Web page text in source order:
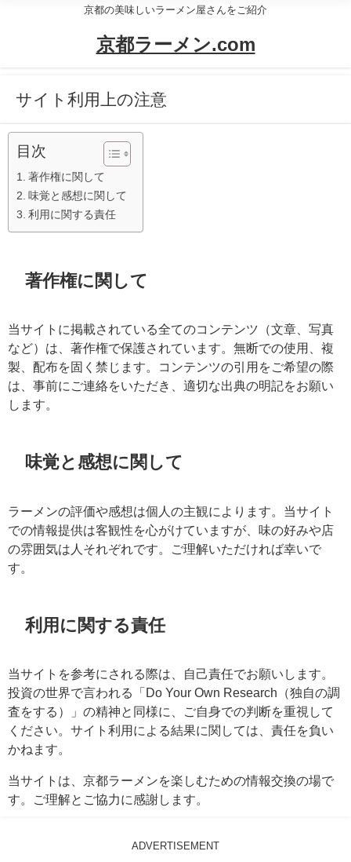
京都の美味しいラーメン屋さんをご紹介
京都ラーメン.com
サイト利用上の注意
目次
著作権に関して
味覚と感想に関して
利用に関する責任
著作権に関して
当サイトに掲載されている全てのコンテンツ（文章、写真
など）は、著作権で保護されています。無断での使用、複
製、配布を固く禁じます。コンテンツの引用をご希望の際
は、事前にご連絡をいただき、適切な出典の明記をお願い
します。
味覚と感想に関して
ラーメンの評価や感想は個人の主観によります。当サイト
での情報提供は客観性を心がけていますが、味の好みや店
の雰囲気は人それぞれです。ご理解いただければ幸いで
す。
利用に関する責任
当サイトを参考にされる際は、自己責任でお願いします。
投資の世界で言われる「Do Your Own Research（独自の調
査をする）」の精神と同様に、ご自身での判断を重視して
ください。サイト利用による結果に関しては、責任を負い
かねます。
当サイトは、京都ラーメンを楽しむための情報交換の場で
す。ご理解とご協力に感謝します。
ADVERTISEMENT